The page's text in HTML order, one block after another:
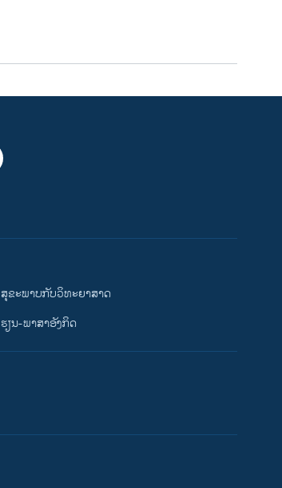
ສຸຂະພາບກັບວິທະຍາສາດ
ຮຽນ-ພາສາອັງກິດ